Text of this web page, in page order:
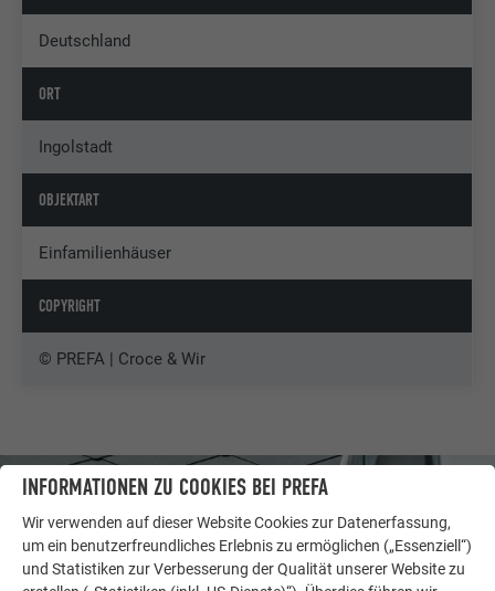
Deutschland
ORT
Ingolstadt
OBJEKTART
Einfamilienhäuser
COPYRIGHT
© PREFA | Croce & Wir
INFORMATIONEN ZU COOKIES BEI PREFA
Wir verwenden auf dieser Website Cookies zur Datenerfassung,
um ein benutzerfreundliches Erlebnis zu ermöglichen („Essenziell“)
und Statistiken zur Verbesserung der Qualität unserer Website zu